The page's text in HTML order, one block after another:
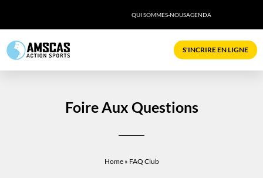
QUI SOMMES-NOUSAGENDA
S'INCRIRE EN LIGNE
Foire Aux Questions
Home» FAQ Club